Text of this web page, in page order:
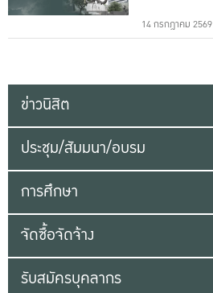
14 กรกฎาคม 2569
ข่าวนิสิต
ประชุม/สัมมนา/อบรม
การศึกษา
จัดซื้อจัดจ้าง
รับสมัครบุคลากร